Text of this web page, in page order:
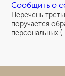
Сообщить о
Перечень
поручается
персональных